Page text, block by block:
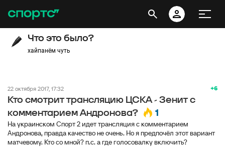
Что это было?
хайпанём чуть
+6
22 октября 2017, 17:32
Кто смотрит трансляцию ЦСКА - Зенит с
комментарием Андронова?
1
На украинском Спорт 2 идет трансляция с комментарием
Андронова, правда качество не очень. Но я предпочёл этот вариант
матчевому. Кто со мной? п.с. а где голосовалку включить?